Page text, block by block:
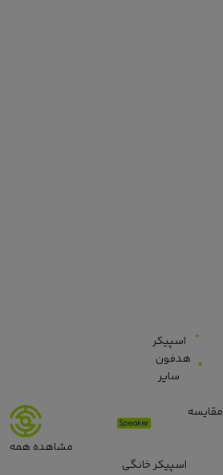
اسپیکر
هدفون
سایر
مقایسه
مشاهده همه
اسپیکر خانگی